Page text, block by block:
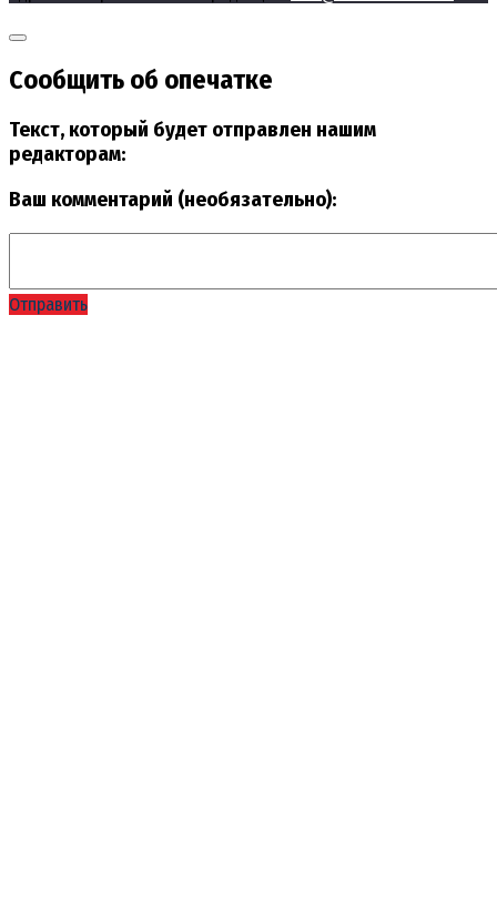
Сообщить об опечатке
Текст, который будет отправлен нашим
редакторам:
Ваш комментарий (необязательно):
Отправить